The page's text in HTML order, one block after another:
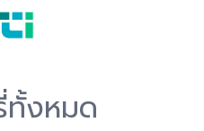
ทั้งหมด